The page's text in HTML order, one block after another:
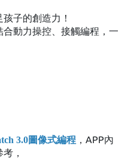
子的創造力！
動力操控、接觸編程，一
3.0圖像式編程 ，APP內
，